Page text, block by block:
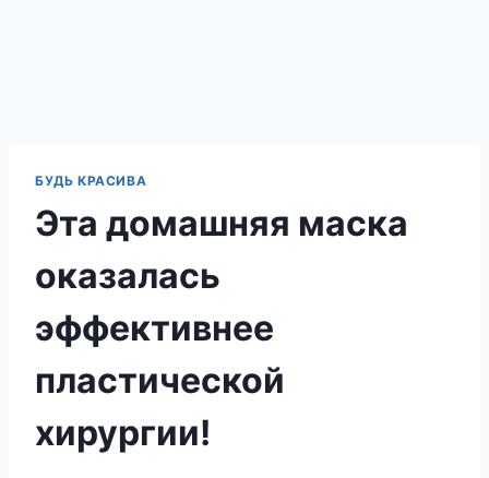
БУДЬ КРАСИВА
Эта домашняя маска
оказалась
эффективнее
пластической
хирургии!